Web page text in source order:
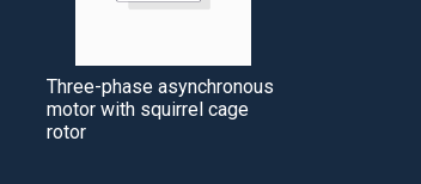
Three-phase asynchronous
motor with squirrel cage
rotor